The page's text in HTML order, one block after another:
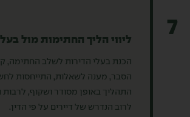
7
ליווי הליך החתימות מול
הכנת בעלי הדירות לשלב החתימה,
הסבר, מענה לשאלות, התייחסות
התהליך באופן מסודר ושקוף, לרבות
לרוב הנדרש של דיירים על פי הדין.